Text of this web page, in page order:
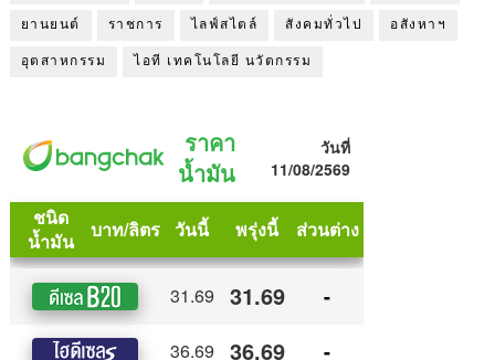
ยานยนต์ ราชการ ไลฟ์สไตล์ สังคมทั่วไป อสังหาฯ
อุตสาหกรรม ไอที เทคโนโลยี นวัตกรรม